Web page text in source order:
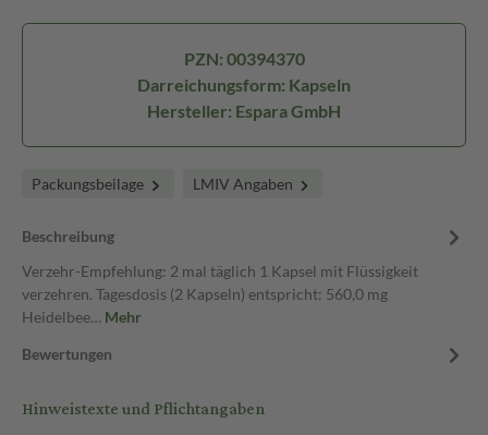
PZN: 00394370
Darreichungsform: Kapseln
Hersteller: Espara GmbH
Packungsbeilage LMIV Angaben
Beschreibung
Verzehr-Empfehlung: 2 mal täglich 1 Kapsel mit Flüssigkeit
verzehren. Tagesdosis (2 Kapseln) entspricht: 560,0 mg
Heidelbee… Mehr
Bewertungen
Hinweistexte und Pflichtangaben